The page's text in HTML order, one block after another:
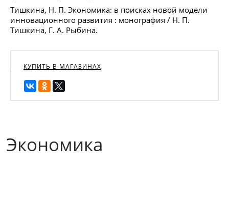
Тишкина, Н. П. Экономика: в поисках новой модели
инновационного развития : монография / Н. П.
Тишкина, Г. А. Рыбина.
КУПИТЬ В МАГАЗИНАХ
Экономика